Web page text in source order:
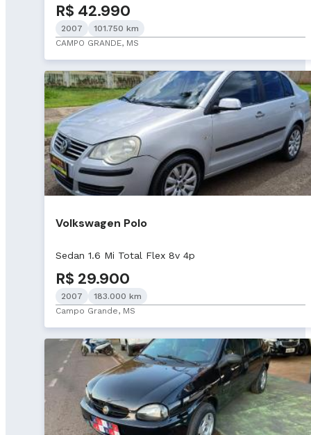
R$ 42.990
2007
101.750 km
CAMPO GRANDE, MS
Volkswagen Polo
Sedan 1.6 Mi Total Flex 8v 4p
R$ 29.900
2007
183.000 km
Campo Grande, MS